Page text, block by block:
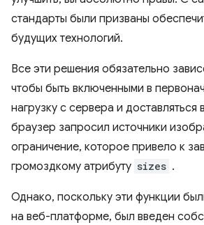
стандарты были призваны
будущих технологий.
Все эти решения обязательно
чтобы быть включенными в
нагрузку с сервера и доставляться
браузер запросил источники
ограничение, которое привело к
громоздкому атрибуту sizes .
Однако, поскольку эти функции
на веб-платформе, был введен